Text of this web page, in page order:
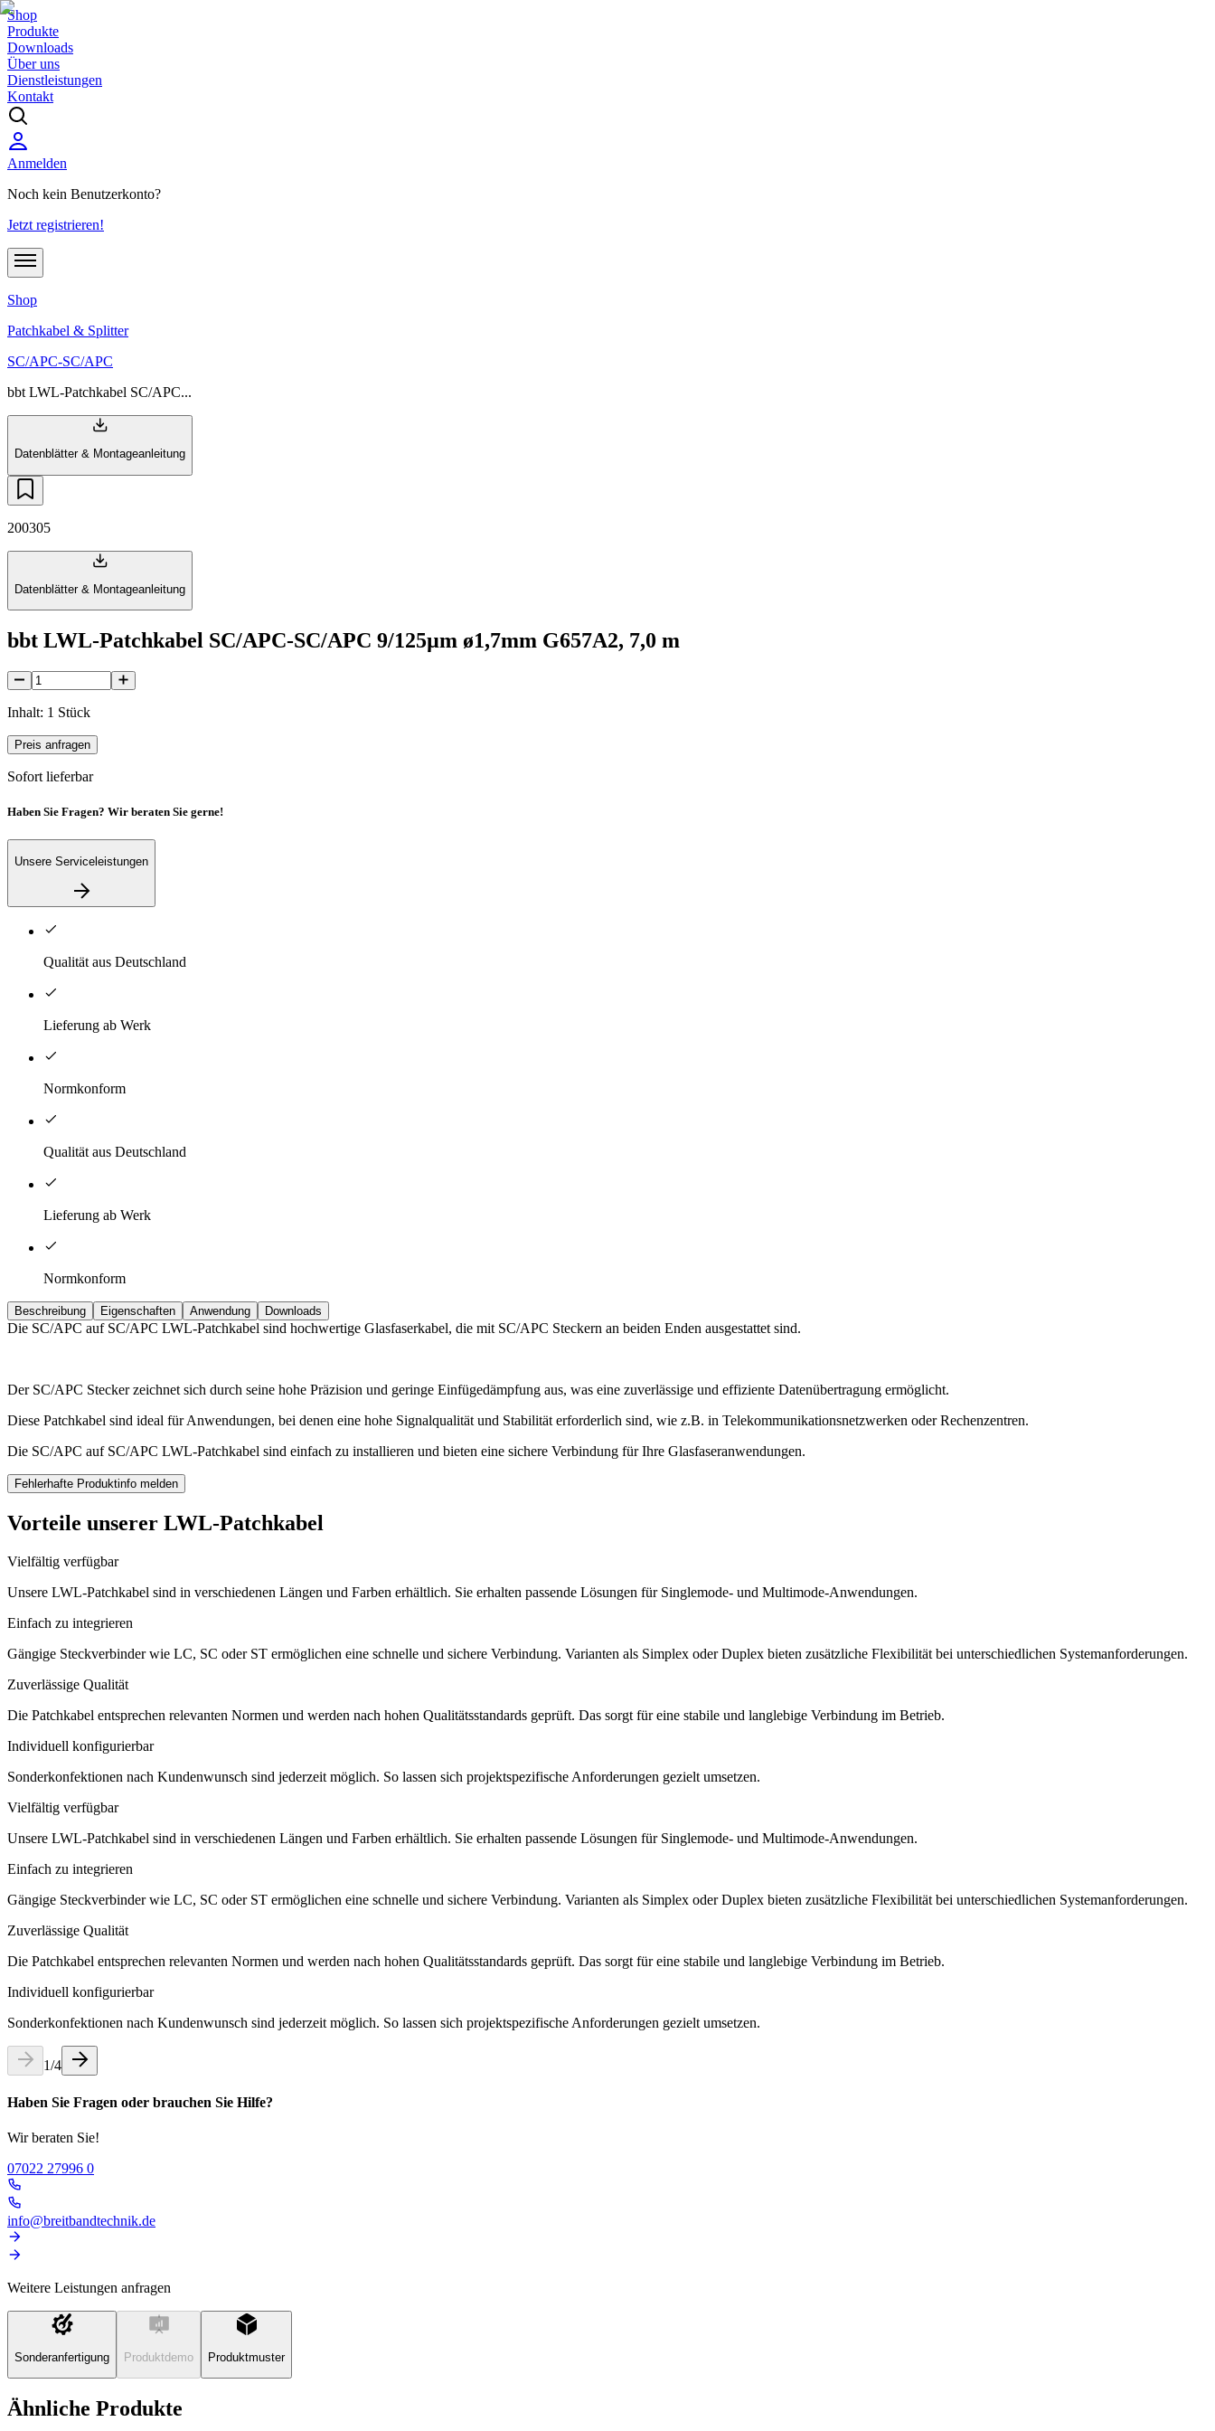
Shop
Produkte
Downloads
Über uns
Dienstleistungen
Kontakt
Anmelden
Noch kein Benutzerkonto?
Jetzt registrieren!
Shop
Patchkabel & Splitter
SC/APC-SC/APC
bbt LWL-Patchkabel SC/APC...
Datenblätter & Montageanleitung
200305
Datenblätter & Montageanleitung
bbt LWL-Patchkabel SC/APC-SC/APC 9/125µm ø1,7mm G657A2, 7,0 m
Inhalt: 1 Stück
Preis anfragen
Sofort lieferbar
Haben Sie Fragen? Wir beraten Sie gerne!
Unsere Serviceleistungen
Qualität aus Deutschland
Lieferung ab Werk
Normkonform
Qualität aus Deutschland
Lieferung ab Werk
Normkonform
Beschreibung Eigenschaften Anwendung Downloads
Die SC/APC auf SC/APC LWL-Patchkabel sind hochwertige Glasfaserkabel, die mit SC/APC Steckern an beiden Enden ausgestattet sind.
Der SC/APC Stecker zeichnet sich durch seine hohe Präzision und geringe Einfügedämpfung aus, was eine zuverlässige und effiziente Datenübertragung ermöglicht.
Diese Patchkabel sind ideal für Anwendungen, bei denen eine hohe Signalqualität und Stabilität erforderlich sind, wie z.B. in Telekommunikationsnetzwerken oder Rechenzentren.
Die SC/APC auf SC/APC LWL-Patchkabel sind einfach zu installieren und bieten eine sichere Verbindung für Ihre Glasfaseranwendungen.
Fehlerhafte Produktinfo melden
Vorteile unserer LWL-Patchkabel
Vielfältig verfügbar
Unsere LWL-Patchkabel sind in verschiedenen Längen und Farben erhältlich. Sie erhalten passende Lösungen für Singlemode- und Multimode-Anwendungen.
Einfach zu integrieren
Gängige Steckverbinder wie LC, SC oder ST ermöglichen eine schnelle und sichere Verbindung. Varianten als Simplex oder Duplex bieten zusätzliche Flexibilität bei unterschiedlichen Systemanforderungen.
Zuverlässige Qualität
Die Patchkabel entsprechen relevanten Normen und werden nach hohen Qualitätsstandards geprüft. Das sorgt für eine stabile und langlebige Verbindung im Betrieb.
Individuell konfigurierbar
Sonderkonfektionen nach Kundenwunsch sind jederzeit möglich. So lassen sich projektspezifische Anforderungen gezielt umsetzen.
Vielfältig verfügbar
Unsere LWL-Patchkabel sind in verschiedenen Längen und Farben erhältlich. Sie erhalten passende Lösungen für Singlemode- und Multimode-Anwendungen.
Einfach zu integrieren
Gängige Steckverbinder wie LC, SC oder ST ermöglichen eine schnelle und sichere Verbindung. Varianten als Simplex oder Duplex bieten zusätzliche Flexibilität bei unterschiedlichen Systemanforderungen.
Zuverlässige Qualität
Die Patchkabel entsprechen relevanten Normen und werden nach hohen Qualitätsstandards geprüft. Das sorgt für eine stabile und langlebige Verbindung im Betrieb.
Individuell konfigurierbar
Sonderkonfektionen nach Kundenwunsch sind jederzeit möglich. So lassen sich projektspezifische Anforderungen gezielt umsetzen.
1/4
Haben Sie Fragen oder brauchen Sie Hilfe?
Wir beraten Sie!
07022 27996 0
info@breitbandtechnik.de
Weitere Leistungen anfragen
Sonderanfertigung Produktdemo Produktmuster
Ähnliche Produkte